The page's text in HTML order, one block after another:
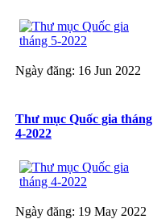
Ngày đăng: 16 Jun 2022
Thư mục Quốc gia tháng
4-2022
Ngày đăng: 19 May 2022